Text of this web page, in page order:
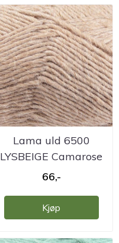
Lama uld 6500
LYSBEIGE Camarose
66,-
Kjøp